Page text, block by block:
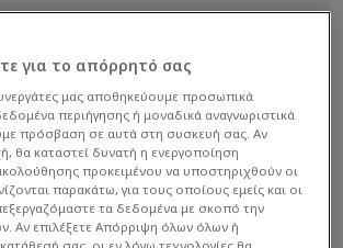
για το απόρρητό σας
μας αποθηκεύουμε προσωπικά
περιήγησης ή μοναδικά αναγνωριστικά
πρόσβαση σε αυτά στη συσκευή σας. Αν
θα καταστεί δυνατή η ενεργοποίηση
προκειμένου να υποστηριχθούν οι
παρακάτω, για τους οποίους εμείς και οι
τα δεδομένα με σκοπό την
Αν επιλέξετε Απόρριψη όλων όλων ή